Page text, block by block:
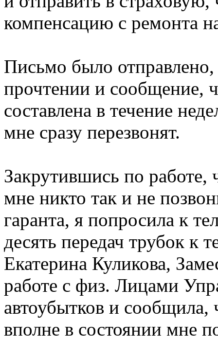
компенсацию с ремонта
Письмо было
прочтении и сообщение,
составлена в течение
мне сразу перезвонят.
Закрутившись по работе,
мне никто так и не
гаранта, я попросила к
десять передач трубок к
Екатерина Куликова,
работе с физ. Лицами
автоубытков и сообщила,
вполне в состоянии мне